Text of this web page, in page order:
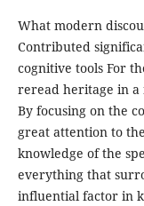
What modern
Contributed
cognitive tools For
reread heritage in a
By focusing on the
great attention to
knowledge of the
everything that
influential factor in